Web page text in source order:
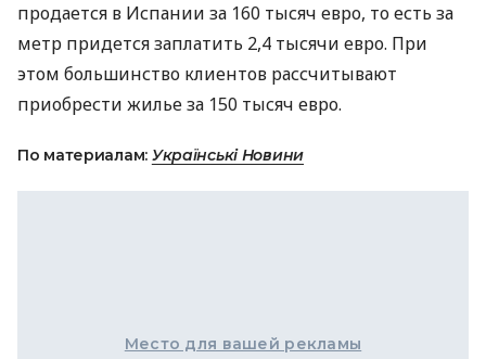
продается в Испании за 160 тысяч евро, то есть за
метр придется заплатить 2,4 тысячи евро. При
этом большинство клиентов рассчитывают
приобрести жилье за ​​150 тысяч евро.
По материалам: Українські Новини
Место для вашей рекламы